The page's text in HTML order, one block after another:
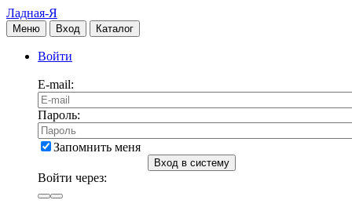
Ладная-Я
Меню Вход Каталог
Войти
E-mail:
Пароль:
Запомнить меня
Вход в систему
Войти через: